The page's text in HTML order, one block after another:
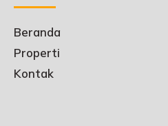
Beranda
Properti
Kontak